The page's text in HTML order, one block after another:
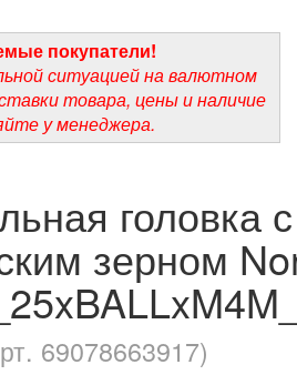
покупатели!
ситуацией на валютном
товара, цены и наличие
у менеджера.
головка с
зерном
69078663917)